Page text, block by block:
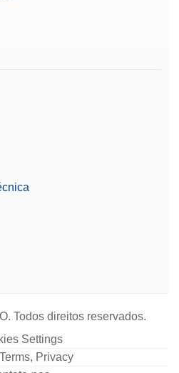
Todos direitos reservados.
Settings
Privacy